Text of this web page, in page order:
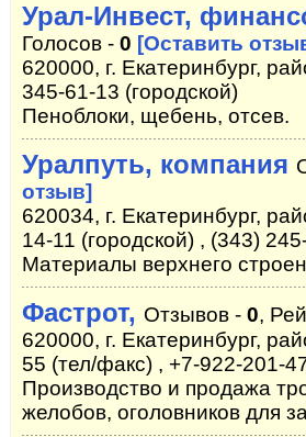
Урал-Инвест,
Голосов - 0 [Оставить
620000, г. Екатеринбург,
345-61-13 (городской)
Пеноблоки, щебень, отсев.
Уралпуть, компания
отзыв]
620034, г. Екатеринбург,
14-11 (городской) , (343)
Материалы верхнего
Фастрот, Отзывов - 0,
620000, г. Екатеринбург,
55 (тел/факс) , +7-922-201-
Производство и продажа
желобов, оголовников для